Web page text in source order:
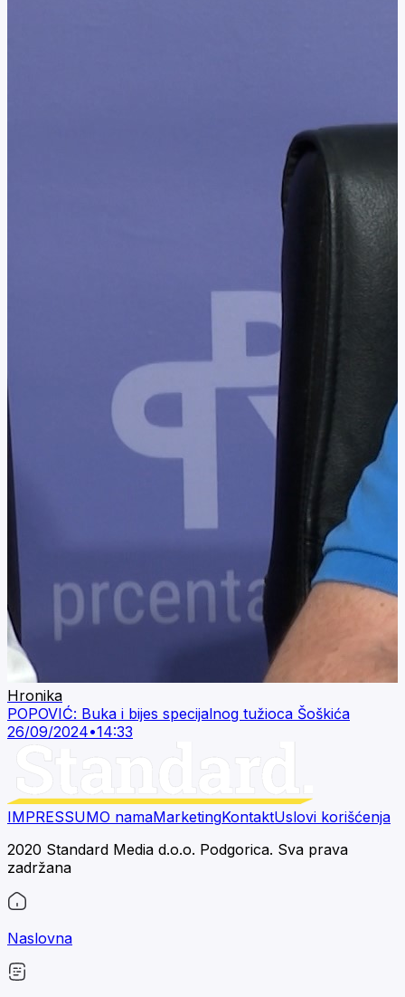
Hronika
POPOVIĆ: Buka i bijes specijalnog tužioca Šoškića
26/09/2024•14:33
IMPRESSUMO namaMarketingKontaktUslovi korišćenja
2020 Standard Media d.o.o. Podgorica. Sva prava
zadržana
Naslovna